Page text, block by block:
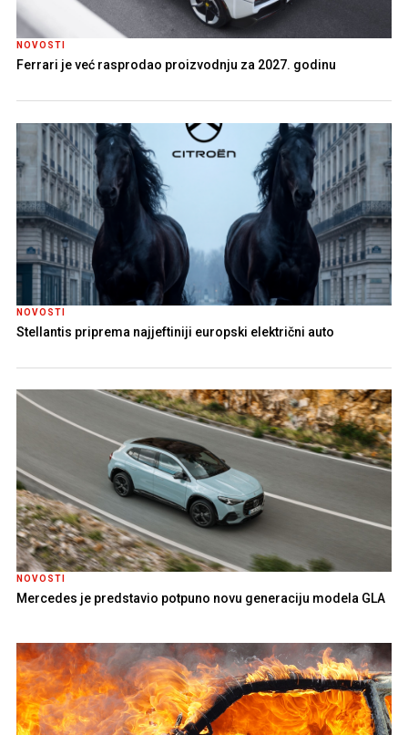
NOVOSTI
Ferrari je već rasprodao proizvodnju za 2027. godinu
NOVOSTI
Stellantis priprema najjeftiniji europski električni auto
NOVOSTI
Mercedes je predstavio potpuno novu generaciju modela GLA